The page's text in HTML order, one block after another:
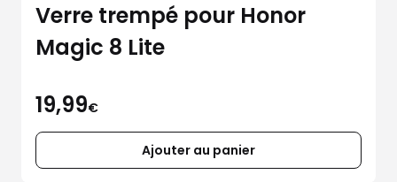
Verre trempé pour Honor
Magic 8 Lite
19,99€
Ajouter au panier